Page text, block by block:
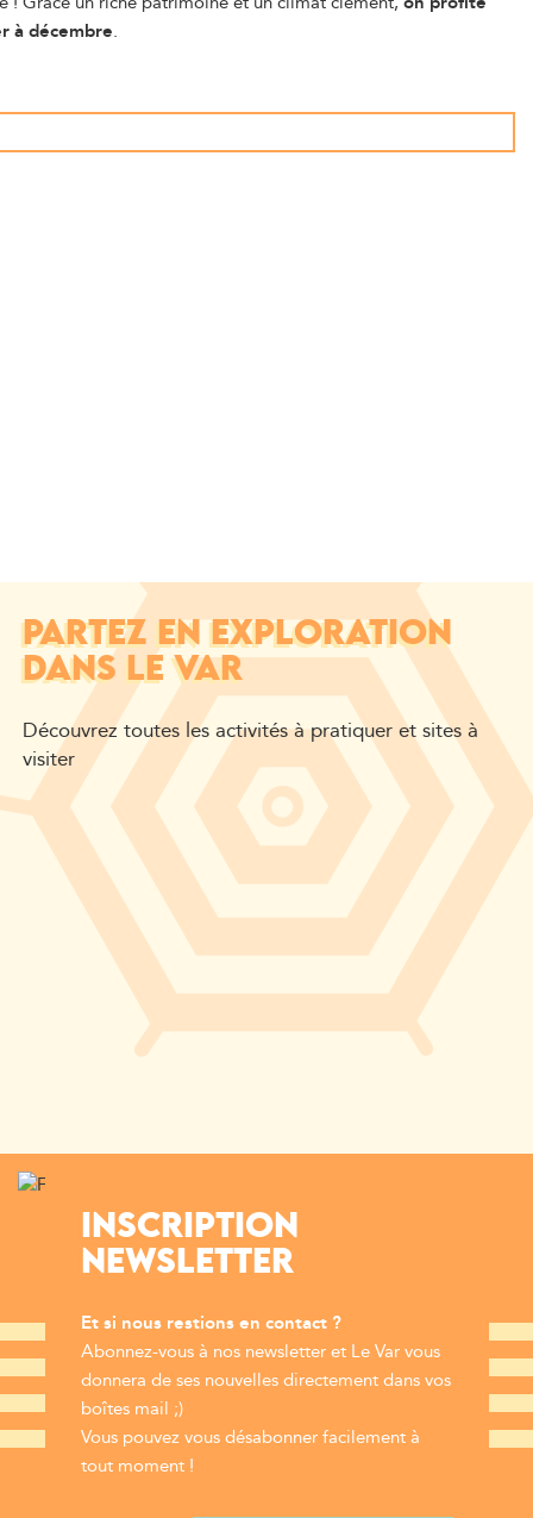
à décembre.
PARTEZ EN EXPLORATION
DANS LE VAR
Découvrez toutes les activités à pratiquer et sites à
visiter
INSCRIPTION
NEWSLETTER
Et si nous restions en contact ?
Abonnez-vous à nos newsletter et Le Var vous
donnera de ses nouvelles directement dans vos
boîtes mail ;)
Vous pouvez vous désabonner facilement à
tout moment !